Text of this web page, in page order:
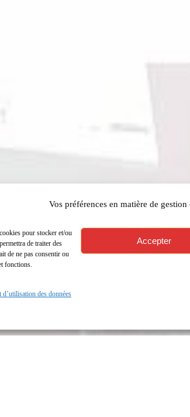
Vos préférences en matière de
pour stocker et/ou
de traiter des
de ne pas consentir ou
fonctions.
Accepter
des données